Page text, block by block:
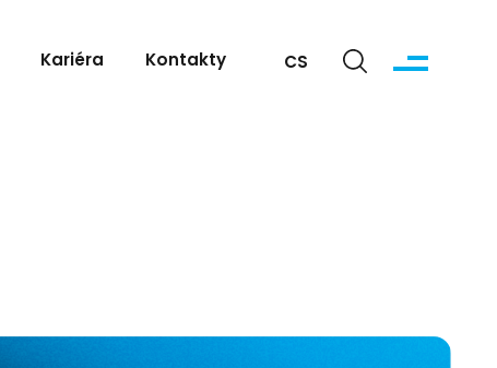
Kariéra Kontakty CS